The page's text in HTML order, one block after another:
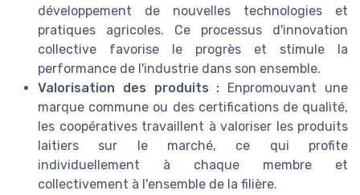
développement de nouvelles technologies et
pratiques agricoles. Ce processus d'innovation
collective favorise le progrès et stimule la
performance de l'industrie dans son ensemble.
Valorisation des produits : Enpromouvant une
marque commune ou des certifications de qualité,
les coopératives travaillent à valoriser les produits
laitiers sur le marché, ce qui profite
individuellement à chaque membre et
collectivement à l'ensemble de la filière.